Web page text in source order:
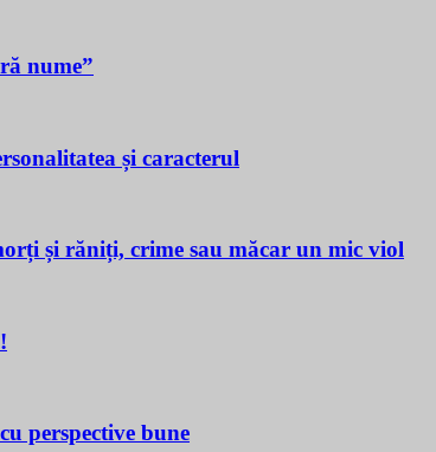
nume”
și caracterul
și răniți, crime sau măcar un mic viol
perspective bune